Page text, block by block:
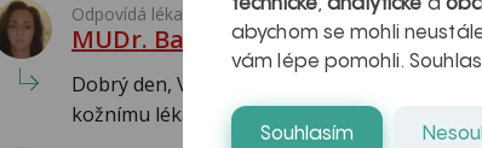
Odpovídá lékař:
MUDr. Barbora Suchecká
Dobrý den, Váš dotaz předám k bližšímu
kožnímu lékaři. Používejte každý den...
technické,analytické a
abychom se mohli
vám lépe pomohli.
Souhlasím